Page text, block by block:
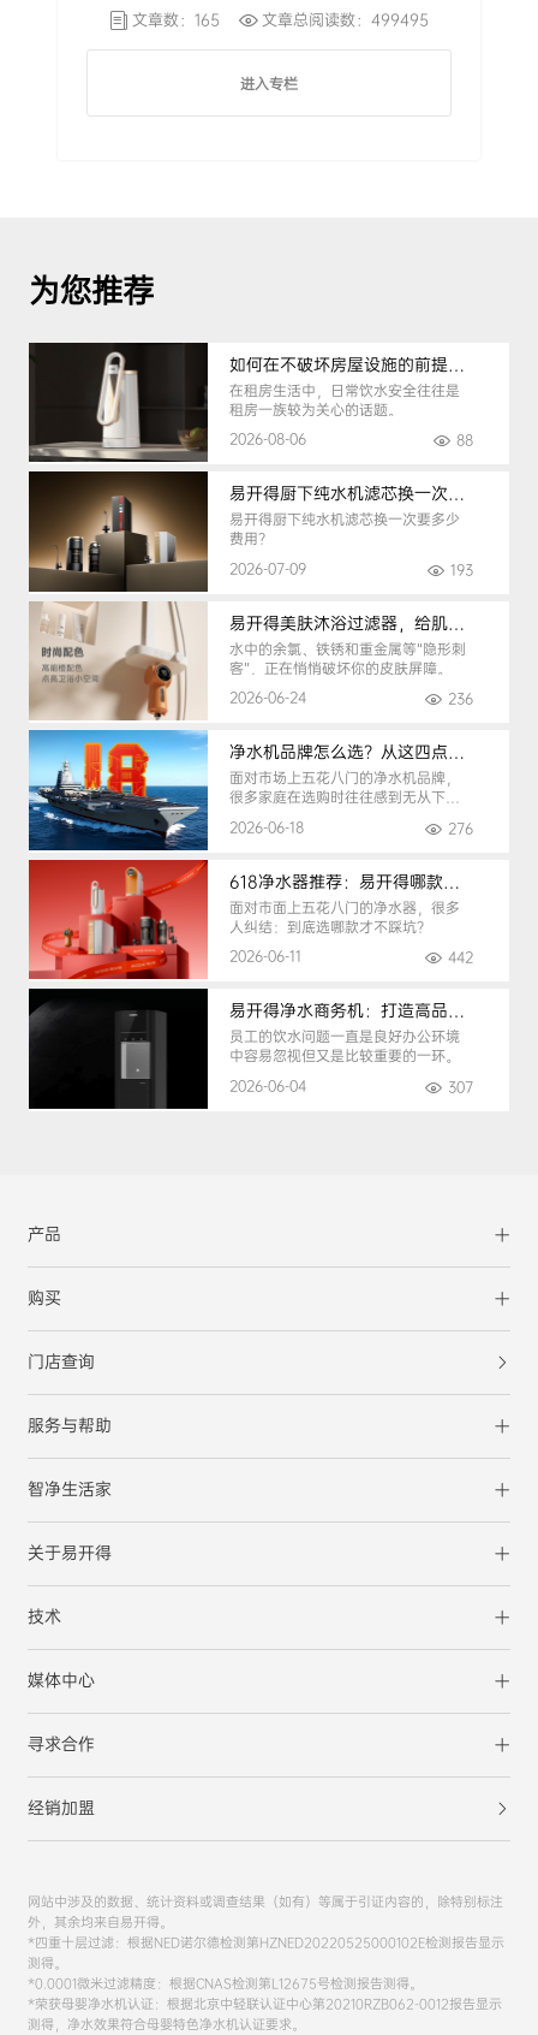
文章数：165 文章总阅读数：499495
进入专栏
为您推荐
如何在不破坏房屋设施的前提下，挑选到合适的租房净水器
在租房生活中，日常饮水安全往往是
租房一族较为关心的话题。
2026-08-06
88
易开得厨下纯水机滤芯换一次要多少钱
易开得厨下纯水机滤芯换一次要多少
费用？
2026-07-09
193
易开得美肤沐浴过滤器，给肌肤纯净呵护
水中的余氯、铁锈和重金属等“隐形刺
客”，正在悄悄破坏你的皮肤屏障。
2026-06-24
236
净水机品牌怎么选？从这四点入手，避开90%的选购陷阱
面对市场上五花八门的净水机品牌，
很多家庭在选购时往往感到无从下
2026-06-18 276
618净水器推荐：易开得哪款最适合你？
面对市面上五花八门的净水器，很多
人纠结：到底选哪款才不踩坑？
2026-06-11
442
易开得净水商务机：打造高品质办公健康饮水环境
员工的饮水问题一直是良好办公环境
中容易忽视但又是比较重要的一环。
2026-06-04
307
产品
购买
门店查询
服务与帮助
智净生活家
关于易开得
技术
媒体中心
寻求合作
经销加盟
网站中涉及的数据、统计资料或调查结果（如有）等属于引证内容的，除特别标注
外，其余均来自易开得。
*四重十层过滤：根据NED诺尔德检测第HZNED20220525000102E检测报告显示
测得。
*0.0001微米过滤精度：根据CNAS检测第L12675号检测报告测得。
*荣获母婴净水机认证：根据北京中轻联认证中心第20210RZB062-0012报告显示
测得，净水效果符合母婴特色净水机认证要求。